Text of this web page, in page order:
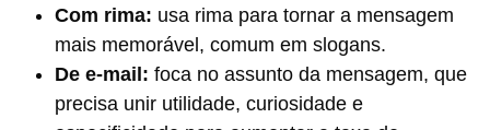
Com rima: usa rima para tornar a mensagem
mais memorável, comum em slogans.
De e-mail: foca no assunto da mensagem, que
precisa unir utilidade, curiosidade e